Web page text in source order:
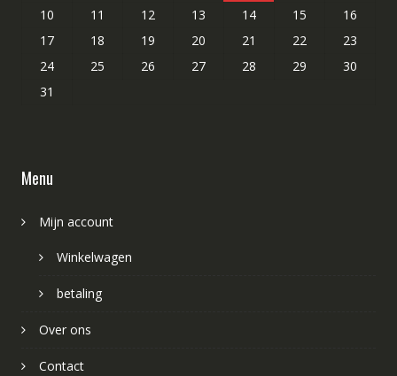
10
11 12 13 14 15
16
17
18 19 20 21 22
23
24
25 26 27 28 29
30
31
Menu
Mijn account
Winkelwagen
betaling
Over ons
Contact